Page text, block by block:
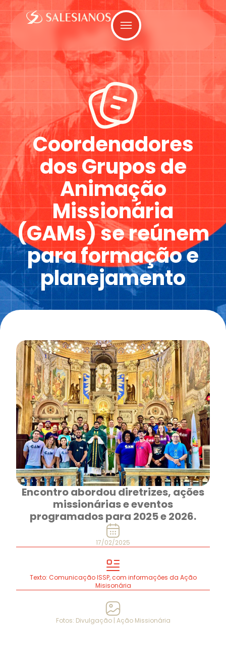
Coordenadores
dos Grupos de
Animação
Missionária
(GAMs) se reúnem
para formação e
planejamento
17/02/2025
Texto: Comunicação ISSP, com informações da Ação
Misisonária
Fotos: Divulgação | Ação Missionária
Encontro abordou diretrizes, ações
missionárias e eventos
programados para 2025 e 2026.